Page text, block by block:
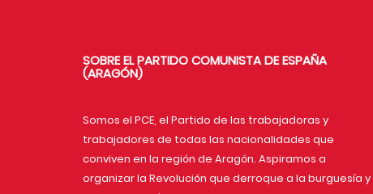
SOBRE EL PARTIDO COMUNISTA DE ESPAÑA
(ARAGÓN)
Somos el PCE, el Partido de las trabajadoras y
trabajadores de todas las nacionalidades que
conviven en la región de Aragón. Aspiramos a
organizar la Revolución que derroque a la burguesía y